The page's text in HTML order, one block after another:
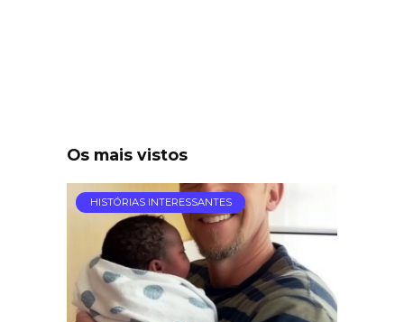
Os mais vistos
HISTÓRIAS INTERESSANTES